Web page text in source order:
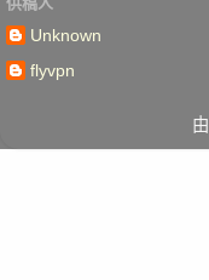
Unknown
flyvpn
由